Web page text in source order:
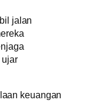
jalan
ujar
keuangan